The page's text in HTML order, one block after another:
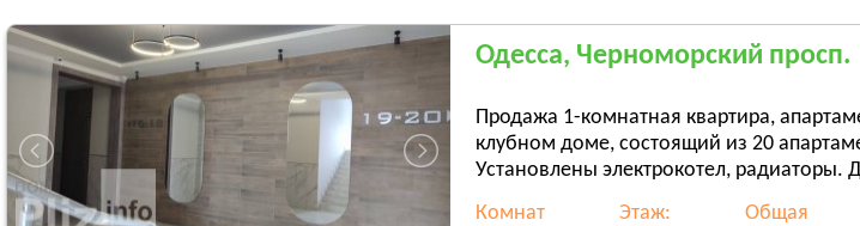
Одесса, Черноморский просп.
Продажа 1-комнатная квартира,
клубном доме, состоящий из 20
Установлены электрокотел, радиаторы.
Комнат
Этаж:
Общая